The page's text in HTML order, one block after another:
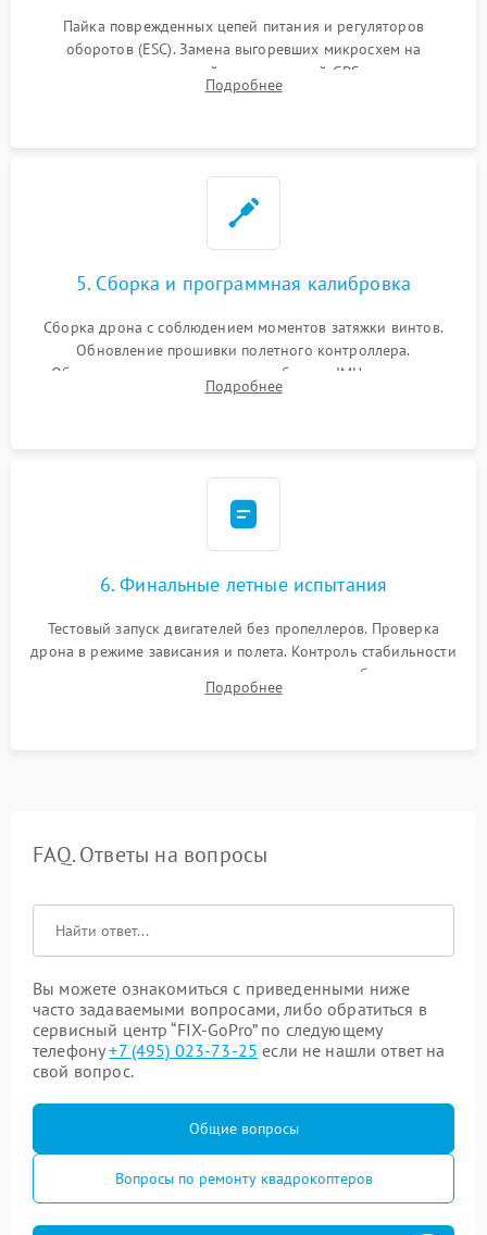
Пайка поврежденных цепей питания и регуляторов
оборотов (ESC). Замена выгоревших микросхем на
материнской плате, модулей GPS
Подробнее
5. Сборка и программная калибровка
Сборка дрона с соблюдением моментов затяжки винтов.
Обновление прошивки полетного контроллера.
Обязательная программная калибровка IMU-сенсоров,
компаса, датчиков позиционирования и горизонта подвеса
Подробнее
6. Финальные летные испытания
Тестовый запуск двигателей без пропеллеров. Проверка
дрона в режиме зависания и полета. Контроль стабильности
удержания точки, качества передачи видео, работы системы
возврата домой (RTH) и дальности радиосвязи.
Подробнее
FAQ. Ответы на вопросы
Вы можете ознакомиться с приведенными ниже
часто задаваемыми вопросами, либо обратиться в
сервисный центр “FIX-GoPro” по следующему
телефону+7 (495) 023-73-25 если не нашли ответ на
свой вопрос.
Общие вопросы
Вопросы по ремонту квадрокоптеров